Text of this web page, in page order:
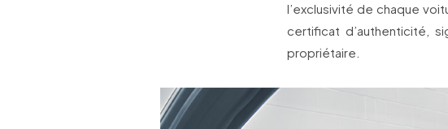
l’exclusivité de chaque
certificat d’authenticité,
propriétaire.